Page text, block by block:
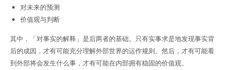
对未来的预测
价值观与判断
其中，「对事实的解释」是后两者的基础。只有实事求是地发现事实背
后的成因，才有可能充分理解外部世界的运作规则。然后，才有可能看
到外部将会发生什么事，才有可能在内部拥有稳固的价值观。